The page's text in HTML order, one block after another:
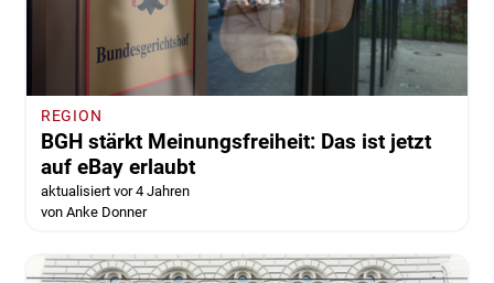
REGION
BGH stärkt Meinungsfreiheit: Das ist jetzt
auf eBay erlaubt
aktualisiert vor 4 Jahren
von Anke Donner